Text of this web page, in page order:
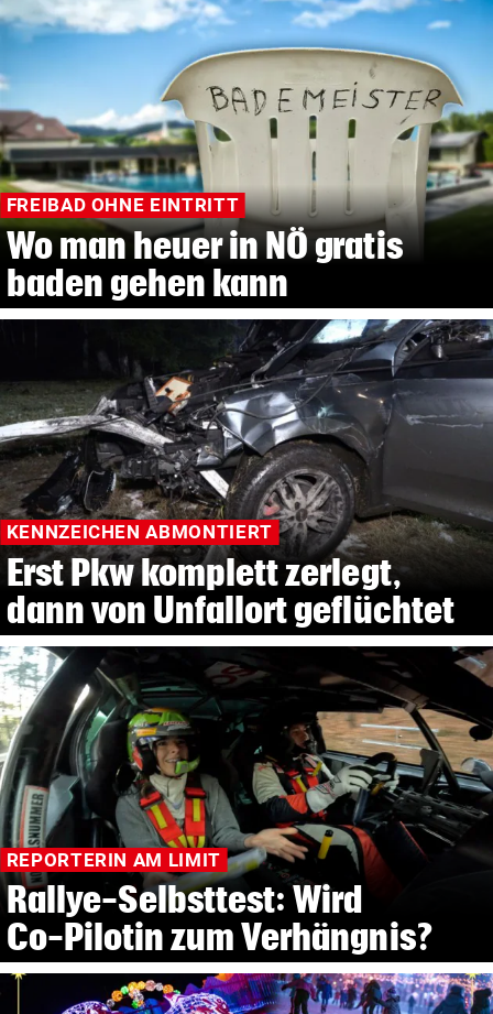
FREIBAD OHNE EINTRITT
Wo man heuer in NÖ gratis
baden gehen kann
KENNZEICHEN ABMONTIERT
Erst Pkw komplett zerlegt,
dann von Unfallort geflüchtet
REPORTERIN AM LIMIT
Rallye-Selbsttest: Wird
Co-Pilotin zum Verhängnis?